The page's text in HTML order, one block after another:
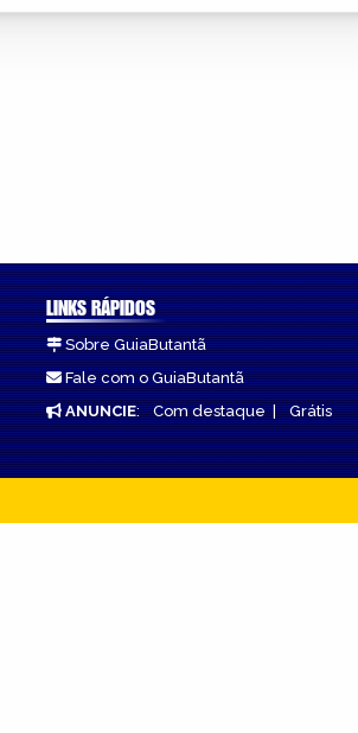
LINKS RÁPIDOS
Sobre GuiaButantã
Fale com o GuiaButantã
ANUNCIE: Com destaque| Grátis